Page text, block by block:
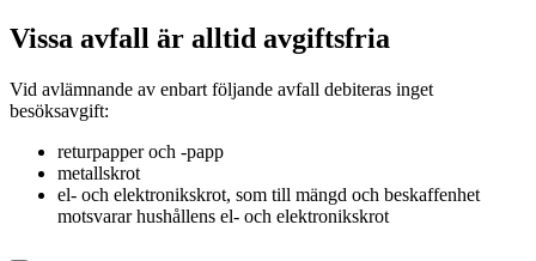
Vissa avfall är alltid avgiftsfria
Vid avlämnande av enbart följande avfall debiteras inget
besöksavgift:
returpapper och -papp
metallskrot
el- och elektronikskrot, som till mängd och beskaffenhet
motsvarar hushållens el- och elektronikskrot